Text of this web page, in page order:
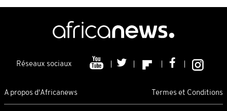
Réseaux sociaux
A propos d'Africanews Termes et Conditions